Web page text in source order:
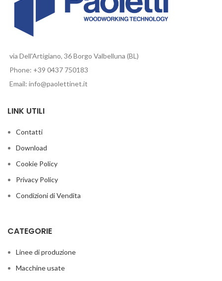
via Dell'Artigiano, 36 Borgo Valbelluna (BL)
Phone: +39 0437 750183
Email: info@paolettinet.it
LINK UTILI
Contatti
Download
Cookie Policy
Privacy Policy
Condizioni di Vendita
CATEGORIE
Linee di produzione
Macchine usate